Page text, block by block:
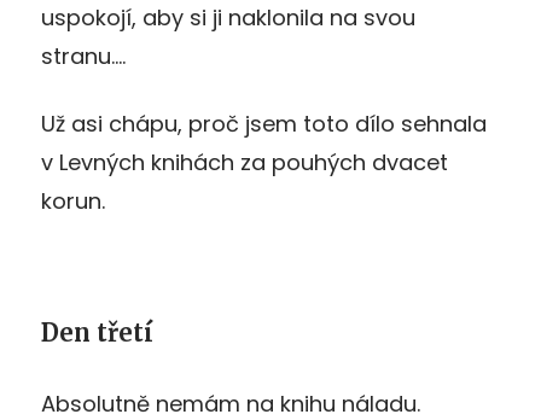
uspokojí, aby si ji naklonila na svou
stranu….
Už asi chápu, proč jsem toto dílo sehnala
v Levných knihách za pouhých dvacet
korun.
Den třetí
Absolutně nemám na knihu náladu.